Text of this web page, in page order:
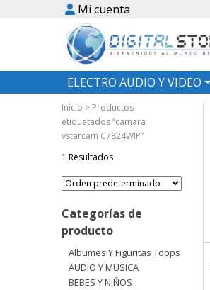
Mi cuenta
ELECTRO AUDIO Y VIDEO
Inicio > Productos
etiquetados “camara
vstarcam C7824WIP”
1 Resultados
Categorías de
producto
Albumes Y Figuritas Topps
AUDIO Y MUSICA
BEBES Y NIÑOS